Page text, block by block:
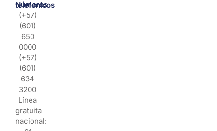
Números telefonicos
(+57)
(601)
650
0000
(+57)
(601)
634
3200
Línea
gratuita
nacional: